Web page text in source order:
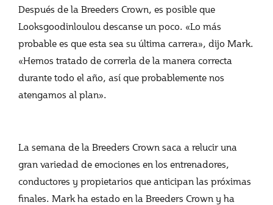
Después de la Breeders Crown, es posible que
Looksgoodinloulou descanse un poco. «Lo más
probable es que esta sea su última carrera», dijo Mark.
«Hemos tratado de correrla de la manera correcta
durante todo el año, así que probablemente nos
atengamos al plan».
La semana de la Breeders Crown saca a relucir una
gran variedad de emociones en los entrenadores,
conductores y propietarios que anticipan las próximas
finales. Mark ha estado en la Breeders Crown y ha